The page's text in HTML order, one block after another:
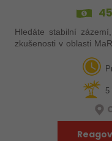
Hledáte stabilní
zkušenosti v oblasti
ASŘ, který se zapojí do
a návrhu technických…
5